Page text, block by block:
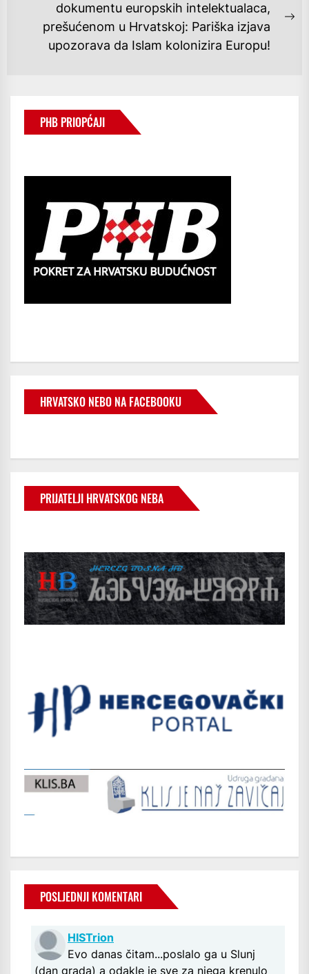
dokumentu europskih intelektualaca,
prešućenom u Hrvatskoj: Pariška izjava
upozorava da Islam kolonizira Europu!
PHB PRIOPĆAJI
HRVATSKO NEBO NA FACEBOOKU
PRIJATELJI HRVATSKOG NEBA
POSLJEDNJI KOMENTARI
HISTrion
Evo danas čitam...poslalo ga u Slunj
(dan grada) a odakle je sve za njega krenulo